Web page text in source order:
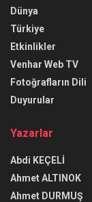
Dünya
Türkiye
Etkinlikler
Venhar Web TV
Fotoğrafların Dili
Duyurular
Yazarlar
Abdi KEÇELİ
Ahmet ALTINOK
Ahmet DURMUŞ